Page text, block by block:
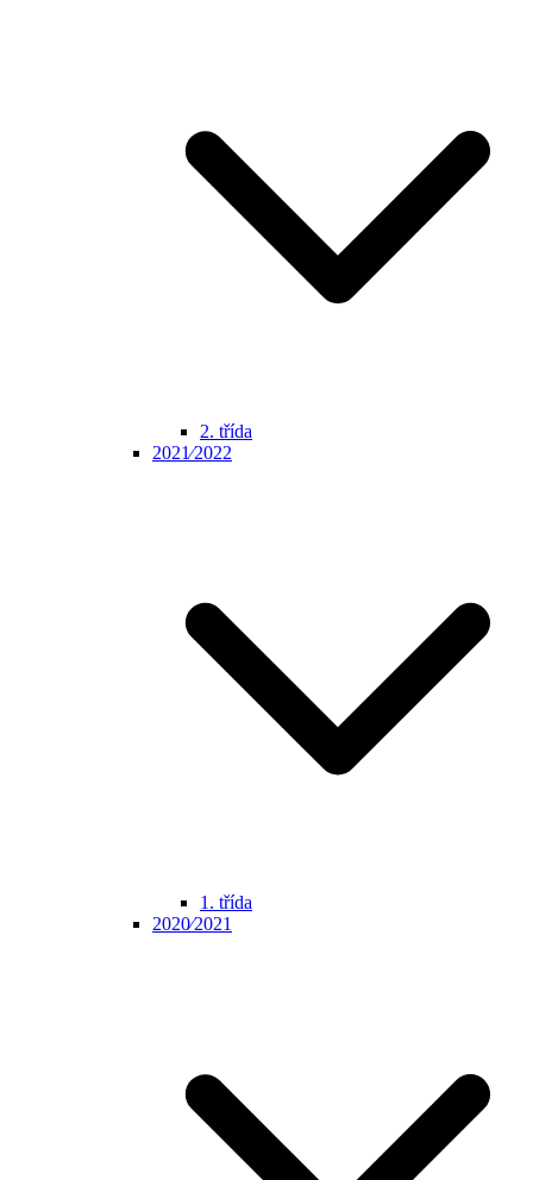
2. třída
2021⁄2022
1. třída
2020⁄2021